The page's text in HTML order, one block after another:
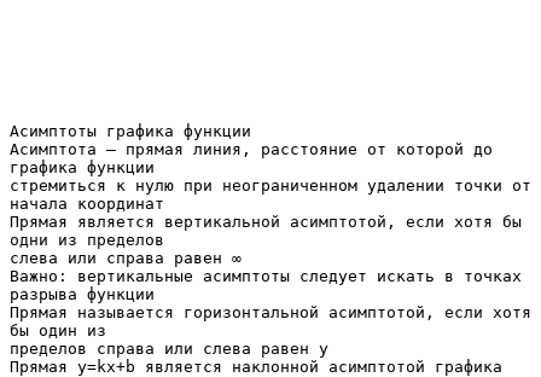
Асимптоты графика функции
Асимптота – прямая линия, расстояние от которой до
графика функции
стремиться к нулю при неограниченном удалении точки от
начала координат
Прямая является вертикальной асимптотой, если хотя бы
одни из пределов
слева или справа равен ∞
Важно: вертикальные асимптоты следует искать в точках
разрыва функции
Прямая называется горизонтальной асимптотой, если хотя
бы один из
пределов справа или слева равен y
Прямая y=kx+b является наклонной асимптотой графика